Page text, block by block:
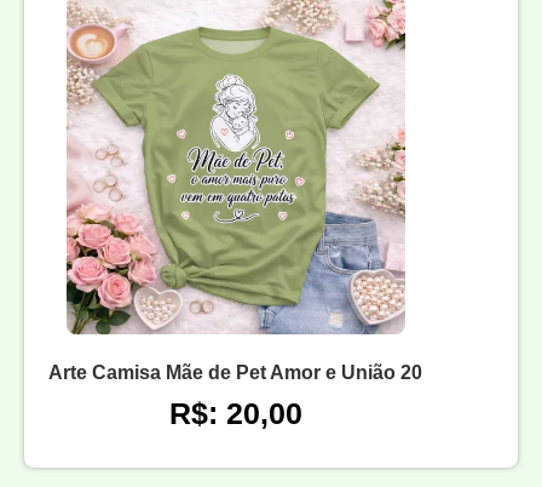
Arte Camisa Mãe de Pet Amor e União 20
R$: 20,00